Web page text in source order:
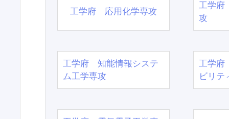
工学府 応用化学専攻
工学府
攻
工学府 知能情報システ
ム工学専攻
工学府
ビリテ